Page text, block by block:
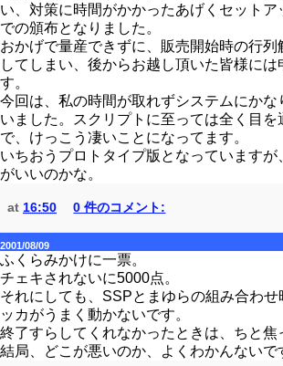
い、対策に時間がかかったあげくセットア
での頒布となりました。
おかげで量産できずに、販売開始時の行列
してしまい、後からお越し頂いた皆様に
す。
今回は、私の時間が取れずシステムにかな
いました。スクリプトに至っては全く目
で、けっこう凄いことになってます。
いちおうプロトタイプ版となっています
がいいのかな。
at 16:50 0 件のコメント:
2001/08/09
ふくらみかけに一票。
チェキされないに5000点。
それにしても、SSPとまゆらの組み合わせ
ッカがうまく動かないです。
終了すらしてくれなかったときは、ちと焦
結局、どこが悪いのか、よくわかんないで